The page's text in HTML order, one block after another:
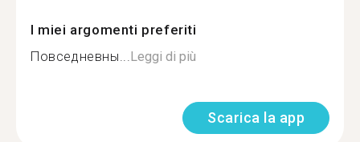
I miei argomenti preferiti
Повседневны...Leggi di più
Scarica la app